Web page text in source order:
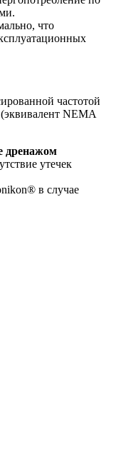
что
частотой
NEMA
дренажом
утечек
в случае